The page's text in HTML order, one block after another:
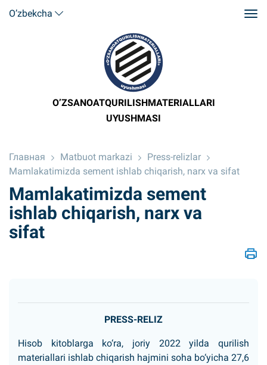
O’zbekcha
O’ZSANOATQURILISHMATERIALLARI
UYUSHMASI
Главная Matbuot markazi
Press-relizlar
Mamlakatimizda sement ishlab chiqarish, narx va sifat
Mamlakatimizda sement
ishlab chiqarish, narx va
sifat
PRЕSS-RЕLIZ
Hisob kitoblarga ko‘ra, joriy 2022 yilda qurilish
materiallari ishlab chiqarish hajmini soha bo‘yicha 27,6